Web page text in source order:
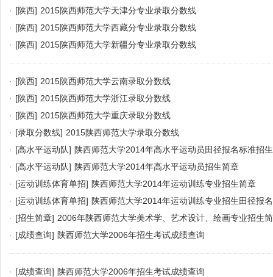
· [陕西] 2015陕西师范大学天津分专业录取分数线
· [陕西] 2015陕西师范大学西藏分专业录取分数线
· [陕西] 2015陕西师范大学新疆分专业录取分数线
· [陕西] 2015陕西师范大学云南录取分数线
· [陕西] 2015陕西师范大学浙江录取分数线
· [陕西] 2015陕西师范大学重庆录取分数线
· [录取分数线] 2015陕西师范大学录取分数线
· [高水平运动队] 陕西师范大学2014年高水平运动员田径报名标准招
· [高水平运动队] 陕西师范大学2014年高水平运动员招生简章
· [运动训练体育单招] 陕西师范大学2014年运动训练专业招生简章
· [运动训练体育单招] 陕西师范大学2014年运动训练专业招生田径报
· [招生简章] 2006年陕西师范大学美术学、艺术设计、绘画专业招生
· [成绩查询] 陕西师范大学2006年招生考试成绩查询
· [成绩查询] 陕西师范大学2006年招生考试成绩查询